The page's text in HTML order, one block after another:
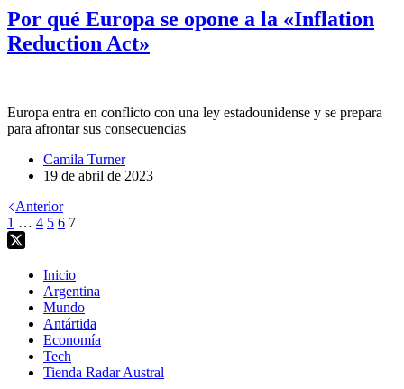
Por qué Europa se opone a la «Inflation
Reduction Act»
Europa entra en conflicto con una ley estadounidense y se prepara
para afrontar sus consecuencias
Camila Turner
19 de abril de 2023
Anterior
1 … 4 5 6 7
Inicio
Argentina
Mundo
Antártida
Economía
Tech
Tienda Radar Austral